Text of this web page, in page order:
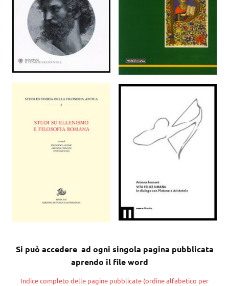
Si può accedere ad ogni singola pagina pubblicata
aprendo il file word
Indice completo delle pagine pubblicate (ordine alfabetico per